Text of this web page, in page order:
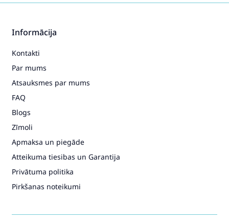
Informācija
Kontakti
Par mums
Atsauksmes par mums
FAQ
Blogs
Zīmoli
Apmaksa un piegāde
Atteikuma tiesibas un Garantija
Privātuma politika
Pirkšanas noteikumi